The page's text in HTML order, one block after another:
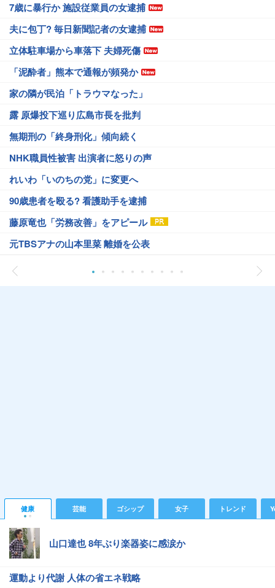
7歳に暴行か 施設従業員の女逮捕
夫に包丁? 毎日新聞記者の女逮捕
立体駐車場から車落下 夫婦死傷
「泥酔者」熊本で通報が頻発か
家の隣が民泊「トラウマなった」
露 原爆投下巡り広島市長を批判
無期刑の「終身刑化」傾向続く
NHK職員性被害 出演者に怒りの声
れいわ「いのちの党」に変更へ
90歳患者を殴る? 看護助手を逮捕
藤原竜也「労務改善」をアピール
元TBSアナの山本里菜 離婚を公表
健康 芸能 ゴシップ 女子 トレンド
山口達也 8年ぶり楽器姿に感涙か
運動より代謝 人体の省エネ戦略